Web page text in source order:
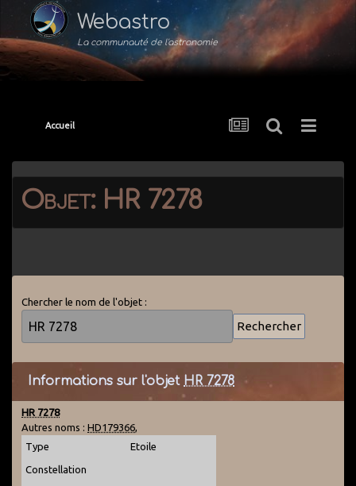
Webastro
La communauté de l'astronomie
Accueil
Objet: HR 7278
Chercher le nom de l'objet :
Informations sur l'objet HR 7278
HR 7278
Autres noms : HD179366,
Type
Etoile
Constellation